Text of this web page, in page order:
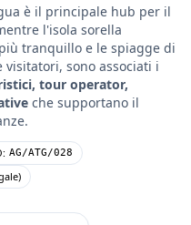
è il principale hub per il
l'isola sorella
tranquillo e le spiagge di
sono associati i
tour operator,
che supportano il
AG/ATG/028